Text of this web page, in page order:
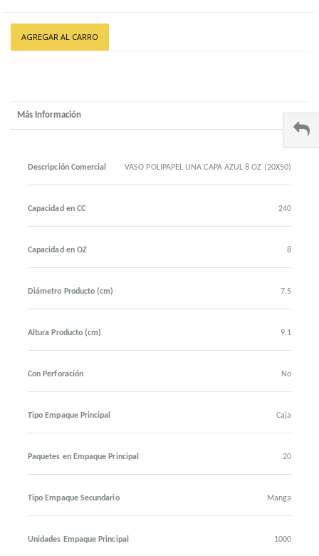
AGREGAR AL CARRO
Más Información
Descripción Comercial VASO POLIPAPEL UNA CAPA AZUL 8 OZ (20X50)
Capacidad en CC 240
Capacidad en OZ 8
Diámetro Producto (cm) 7.5
Altura Producto (cm) 9.1
Con Perforación No
Tipo Empaque Principal Caja
Paquetes en Empaque Principal 20
Tipo Empaque Secundario Manga
Unidades Empaque Principal 1000